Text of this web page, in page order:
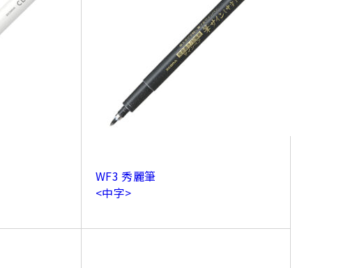
WF3 秀麗筆
<中字>